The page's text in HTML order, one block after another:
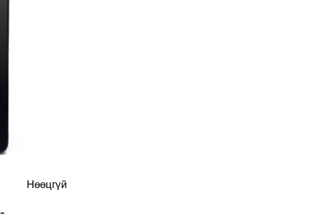
Used
Нөөцгүй